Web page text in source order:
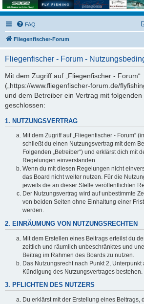
FAQ
Fliegenfischer-Forum
Fliegenfischer - Forum -
Mit dem Zugriff auf „Fliegenfischer - Forum“
(„https://www.fliegenfischer-forum.de/
und dem Betreiber ein Vertrag mit folgenden
geschlossen:
1. NUTZUNGSVERTRAG
Mit dem Zugriff auf „Fliegenfischer - Forum“
schließt du einen Nutzungsvertrag mit dem
Folgenden „Betreiber“) und erklärst dich mit
Regelungen einverstanden.
Wenn du mit diesen Regelungen nicht
das Board nicht weiter nutzen. Für die
jeweils die an dieser Stelle veröffentlichten
Der Nutzungsvertrag wird auf unbestimmte
von beiden Seiten ohne Einhaltung einer
werden.
2. EINRÄUMUNG VON NUTZUNGSRECHTEN
Mit dem Erstellen eines Beitrags erteilst du
zeitlich und räumlich unbeschränktes und
Beitrag im Rahmen des Boards zu nutzen.
Das Nutzungsrecht nach Punkt 2, Unterpunkt
Kündigung des Nutzungsvertrages bestehen.
3. PFLICHTEN DES NUTZERS
Du erklärst mit der Erstellung eines Beitrags,